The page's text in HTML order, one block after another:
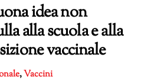
idea non
alla scuola e alla
vaccinale
,Vaccini